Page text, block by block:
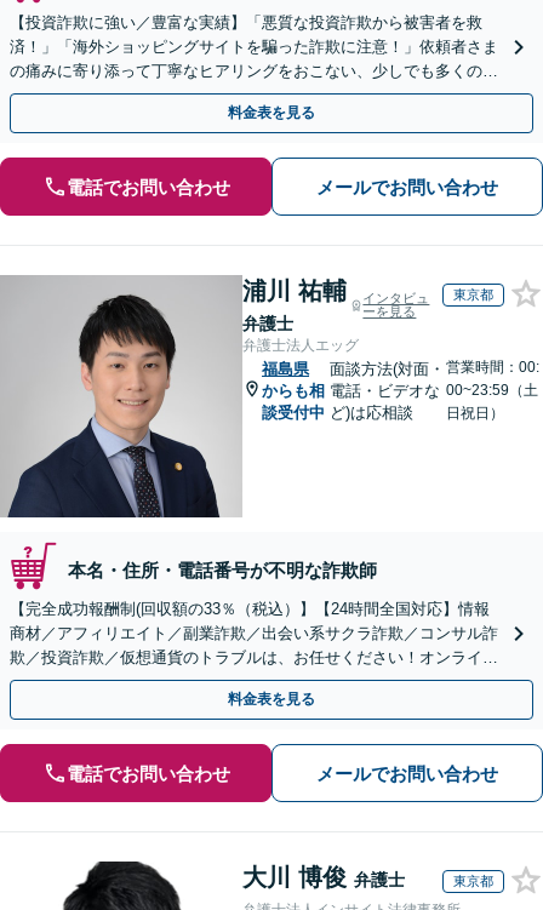
【投資詐欺に強い／豊富な実績】「悪質な投資詐欺から被害者を救
済！」「海外ショッピングサイトを騙った詐欺に注意！」依頼者さま
の痛みに寄り添って丁寧なヒアリングをおこない、少しでも多くの返
金が得られるよう尽力します！
料金表を見る
電話でお問い合わせ メールでお問い合わせ
浦川 祐輔
弁護士
インタビュ
ーを見る
東京都
弁護士法人エッグ
福島県
からも相
談受付中
面談方法(対面・
電話・ビデオな
ど)は応相談
営業時間：00:
00~23:59（土
日祝日）
本名・住所・電話番号が不明な詐欺師
【完全成功報酬制(回収額の33％（税込）】【24時間全国対応】情報
商材／アフィリエイト／副業詐欺／出会い系サクラ詐欺／コンサル詐
欺／投資詐欺／仮想通貨のトラブルは、お任せください！オンライン
のみで解決も可能！
料金表を見る
電話でお問い合わせ メールでお問い合わせ
大川 博俊 弁護士 東京都